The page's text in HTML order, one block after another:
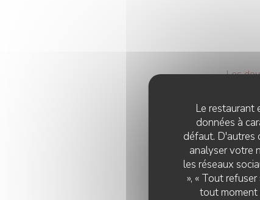
Le restaurant
données à
défaut. D'autres
analyser votre
les réseaux
», « Tout
tout moment
Les